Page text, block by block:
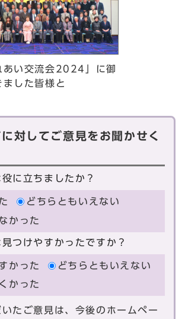
あい交流会2024」に御
した皆様と
対してご意見をお聞かせく
に立ちましたか？
どちらともいえない
かった
つけやすかったですか？
かった
どちらともいえない
かった
たご意見は、今後のホームペー